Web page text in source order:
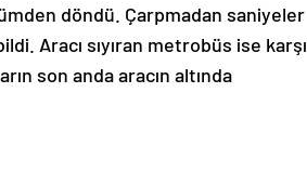
döndü. Çarpmadan saniyeler
Aracı sıyıran metrobüs ise karşı
son anda aracın altında